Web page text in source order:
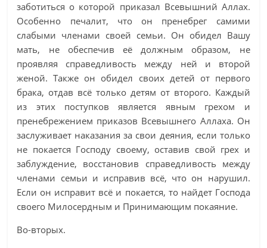
заботиться о которой приказал Всевышний Аллах.
Особенно печалит, что он пренебрег самими
слабыми членами своей семьи. Он обидел Вашу
мать, не обеспечив её должным образом, не
проявляя справедливость между ней и второй
женой. Также он обидел своих детей от первого
брака, отдав всё только детям от второго. Каждый
из этих поступков является явным грехом и
пренебрежением приказов Всевышнего Аллаха. Он
заслуживает наказания за свои деяния, если только
не покается Господу своему, оставив свой грех и
заблуждение, восстановив справедливость между
членами семьи и исправив всё, что он нарушил.
Если он исправит всё и покается, то найдет Господа
своего Милосердным и Принимающим покаяние.
Во-вторых.